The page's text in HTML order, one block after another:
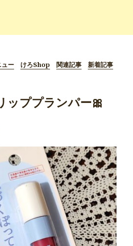
ュー けろShop 関連記事 新着記事
ッププランパー🎀